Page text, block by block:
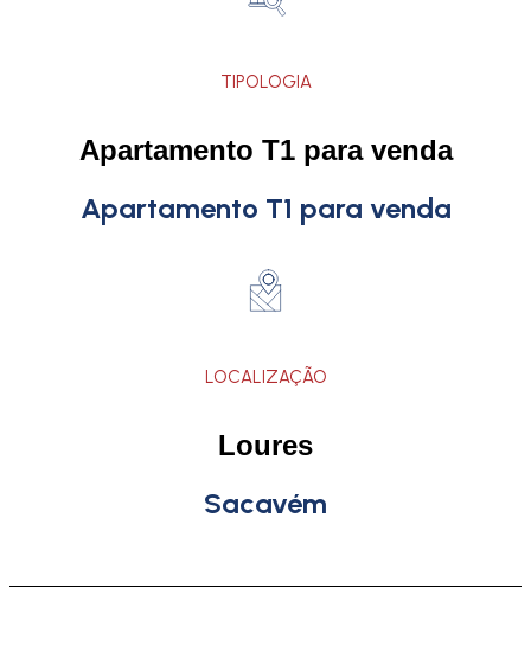
TIPOLOGIA
Apartamento T1 para venda
Apartamento T1 para venda
LOCALIZAÇÃO
Loures
Sacavém